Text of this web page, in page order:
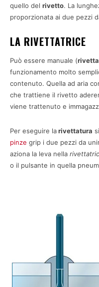
quello del rivetto. La
proporzionata ai due pezzi
LA RIVETTATRICE
Può essere manuale (
funzionamento molto
contenuto. Quella ad aria
che trattiene il rivetto
viene trattenuto e
Per eseguire larivettatura
pinze grip i due pezzi da
aziona la leva nella
o il pulsante in quella